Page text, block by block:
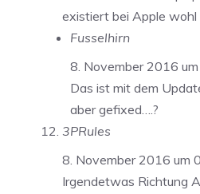
existiert bei Apple wohl
Fusselhirn
8. November 2016
Das ist mit dem
aber gefixed….?
3PRules
8. November 2016 um
Irgendetwas Richtung